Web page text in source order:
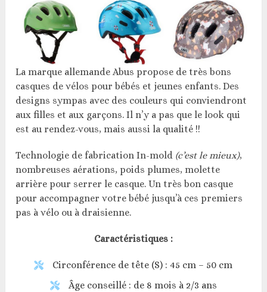
La marque allemande Abus propose de très bons
casques de vélos pour bébés et jeunes enfants. Des
designs sympas avec des couleurs qui conviendront
aux filles et aux garçons. Il n’y a pas que le look qui
est au rendez-vous, mais aussi la qualité !!
Technologie de fabrication In-mold (c’est le mieux),
nombreuses aérations, poids plumes, molette
arrière pour serrer le casque. Un très bon casque
pour accompagner votre bébé jusqu’à ces premiers
pas à vélo ou à draisienne.
Caractéristiques :
Circonférence de tête (S) : 45 cm – 50 cm
Âge conseillé : de 8 mois à 2/3 ans